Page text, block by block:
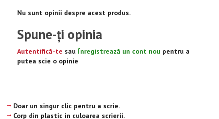
Nu sunt opinii despre acest produs.
Spune-ţi opinia
Autentifică-te sau Înregistrează un cont nou pentru a
putea scie o opinie
Doar un singur clic pentru a scrie.
Corp din plastic in culoarea scrierii.